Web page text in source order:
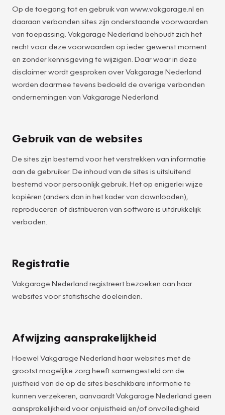
Op de toegang tot en gebruik van www.vakgarage.nl en
daaraan verbonden sites zijn onderstaande voorwaarden
van toepassing. Vakgarage Nederland behoudt zich het
recht voor deze voorwaarden op ieder gewenst moment
en zonder kennisgeving te wijzigen. Daar waar in deze
disclaimer wordt gesproken over Vakgarage Nederland
worden daarmee tevens bedoeld de overige verbonden
ondernemingen van Vakgarage Nederland.
Gebruik van de websites
De sites zijn bestemd voor het verstrekken van informatie
aan de gebruiker. De inhoud van de sites is uitsluitend
bestemd voor persoonlijk gebruik. Het op enigerlei wijze
kopiëren (anders dan in het kader van downloaden),
reproduceren of distribueren van software is uitdrukkelijk
verboden.
Registratie
Vakgarage Nederland registreert bezoeken aan haar
websites voor statistische doeleinden.
Afwijzing aansprakelijkheid
Hoewel Vakgarage Nederland haar websites met de
grootst mogelijke zorg heeft samengesteld om de
juistheid van de op de sites beschikbare informatie te
kunnen verzekeren, aanvaardt Vakgarage Nederland geen
aansprakelijkheid voor onjuistheid en/of onvolledigheid